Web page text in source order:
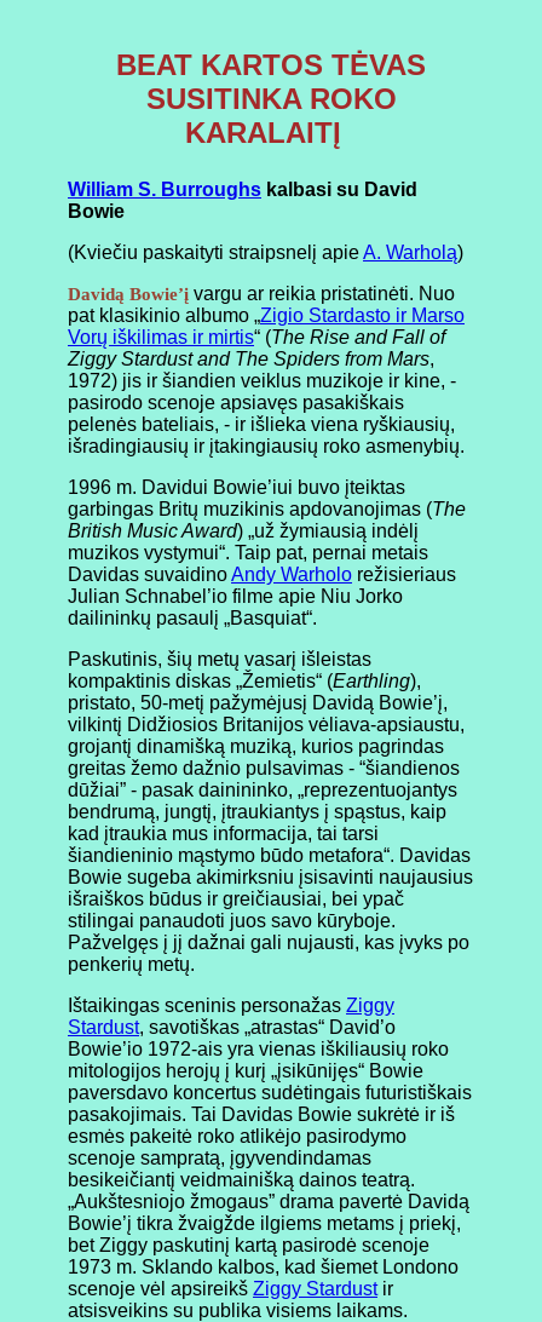
BEAT KARTOS TĖVAS
SUSITINKA ROKO
KARALAITĮ
William S. Burroughs kalbasi su David
Bowie
(Kviečiu paskaityti straipsnelį apieA. Warholą)
Davidą Bowie’į vargu ar reikia pristatinėti. Nuo
pat klasikinio albumo „Zigio Stardasto ir Marso
Vorų iškilimas ir mirtis“ (The Rise and Fall of
Ziggy Stardust and The Spiders from Mars,
1972) jis ir šiandien veiklus muzikoje ir kine, -
pasirodo scenoje apsiavęs pasakiškais
pelenės bateliais, - ir išlieka viena ryškiausių,
išradingiausių ir įtakingiausių roko asmenybių.
1996 m. Davidui Bowie’iui buvo įteiktas
garbingas Britų muzikinis apdovanojimas (The
British Music Award) „už žymiausią indėlį
muzikos vystymui“. Taip pat, pernai metais
Davidas suvaidinoAndy Warholo režisieriaus
Julian Schnabel’io filme apie Niu Jorko
dailininkų pasaulį „Basquiat“.
Paskutinis, šių metų vasarį išleistas
kompaktinis diskas „Žemietis“ (Earthling),
pristato, 50-metį pažymėjusį Davidą Bowie’į,
vilkintį Didžiosios Britanijos vėliava-apsiaustu,
grojantį dinamišką muziką, kurios pagrindas
greitas žemo dažnio pulsavimas - “šiandienos
dūžiai” - pasak dainininko, „reprezentuojantys
bendrumą, jungtį, įtraukiantys į spąstus, kaip
kad įtraukia mus informacija, tai tarsi
šiandieninio mąstymo būdo metafora“. Davidas
Bowie sugeba akimirksniu įsisavinti naujausius
išraiškos būdus ir greičiausiai, bei ypač
stilingai panaudoti juos savo kūryboje.
Pažvelgęs į jį dažnai gali nujausti, kas įvyks po
penkerių metų.
Ištaikingas sceninis personažas Ziggy
Stardust, savotiškas „atrastas“ David’o
Bowie’io 1972-ais yra vienas iškiliausių roko
mitologijos herojų į kurį „įsikūnijęs“ Bowie
paversdavo koncertus sudėtingais futuristiškais
pasakojimais. Tai Davidas Bowie sukrėtė ir iš
esmės pakeitė roko atlikėjo pasirodymo
scenoje sampratą, įgyvendindamas
besikeičiantį veidmainišką dainos teatrą.
„Aukštesniojo žmogaus” drama pavertė Davidą
Bowie’į tikra žvaigžde ilgiems metams į priekį,
bet Ziggy paskutinį kartą pasirodė scenoje
1973 m. Sklando kalbos, kad šiemet Londono
scenoje vėl apsireikš Ziggy Stardustir
atsisveikins su publika visiems laikams.